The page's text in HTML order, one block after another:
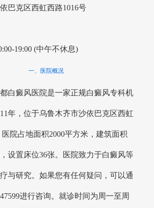
巴克区西虹西路1016号
19:00 (中午不休息)
一、医院概况
白癜风医院是一家正规白癜风专科机
年，位于乌鲁木齐市沙依巴克区西虹
医院占地面积2000平方米，建筑面积
设置床位36张。医院致力于白癜风等
与研究。如果您有任何疑问，可以通
进行咨询。就诊时间为周一至周